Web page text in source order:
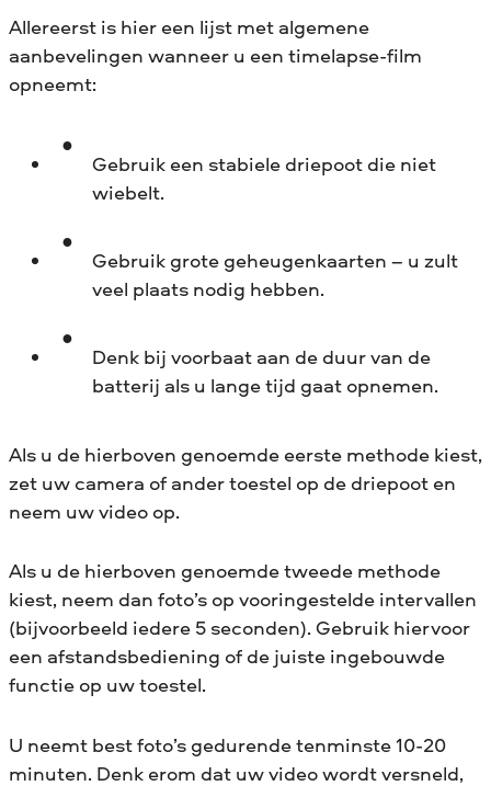
van de hoge
afbeeldingsresolutie. De resolutie
van video’s is veel lager.
veel plaats in, vooral als u voor
lange tijd opneemt in 4K (3 - 5
in op uw geheugenkaart en
vergen minder
van foto’s om een spectaculaire
video te maken. Waarom zou u
uzelf deze ervaring niet gunnen?
Allereerst is hier een lijst met algemene
aanbevelingen wanneer u een timelapse-film
opneemt:
Gebruik een stabiele driepoot die niet
wiebelt.
Gebruik grote geheugenkaarten – u zult
veel plaats nodig hebben.
Denk bij voorbaat aan de duur van de
batterij als u lange tijd gaat opnemen.
Als u de hierboven genoemde eerste methode kiest,
zet uw camera of ander toestel op de driepoot en
neem uw video op.
Als u de hierboven genoemde tweede methode
kiest, neem dan foto’s op vooringestelde intervallen
(bijvoorbeeld iedere 5 seconden). Gebruik hiervoor
een afstandsbediening of de juiste ingebouwde
functie op uw toestel.
U neemt best foto’s gedurende tenminste 10-20
minuten. Denk erom dat uw video wordt versneld,